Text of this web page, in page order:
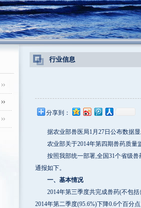
行业信息
分享到：
据农业部兽医局1月27日公布数据显
农业部关于2014年第四期兽药质量
按照我部统一部署,全国31个省级兽
通报如下。
一、基本情况
2014年第三季度共完成兽药(不包括
2014年第二季度(95.6%)下降0.6个百分